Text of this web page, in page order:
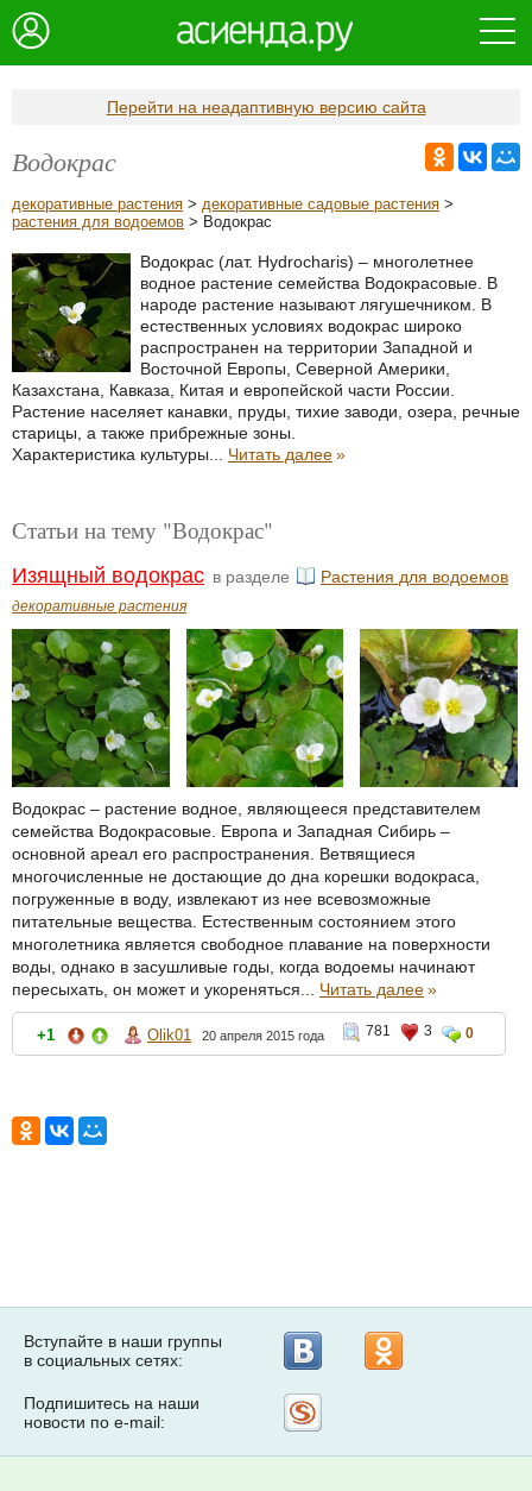
Перейти на неадаптивную версию сайта
Водокрас
декоративные растения > декоративные садовые растения >
растения для водоемов > Водокрас
Водокрас (лат. Hydrocharis) – многолетнее
водное растение семейства Водокрасовые. В
народе растение называют лягушечником. В
естественных условиях водокрас широко
распространен на территории Западной и
Восточной Европы, Северной Америки,
Казахстана, Кавказа, Китая и европейской части России.
Растение населяет канавки, пруды, тихие заводи, озера, речные
старицы, а также прибрежные зоны.
Характеристика культуры... Читать далее»
Статьи на тему "Водокрас"
Изящный водокрас в разделе Растения для водоемов
декоративные растения
Водокрас – растение водное, являющееся представителем
семейства Водокрасовые. Европа и Западная Сибирь –
основной ареал его распространения. Ветвящиеся
многочисленные не достающие до дна корешки водокраса,
погруженные в воду, извлекают из нее всевозможные
питательные вещества. Естественным состоянием этого
многолетника является свободное плавание на поверхности
воды, однако в засушливые годы, когда водоемы начинают
пересыхать, он может и укореняться... Читать далее»
+1 Olik01 20 апреля 2015 года 781 3 0
Вступайте в наши группы
в социальных сетях:
Подпишитесь на наши
новости по e-mail: